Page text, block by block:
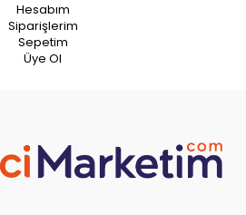
Hesabım
Siparişlerim
Sepetim
Üye Ol